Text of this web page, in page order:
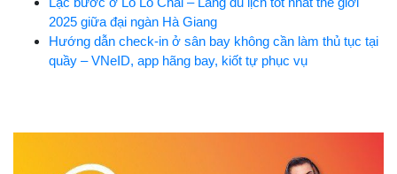
2025 giữa đại ngàn Hà Giang
Hướng dẫn check-in ở sân bay không cần làm thủ tục tại
quầy – VNeID, app hãng bay, kiốt tự phục vụ